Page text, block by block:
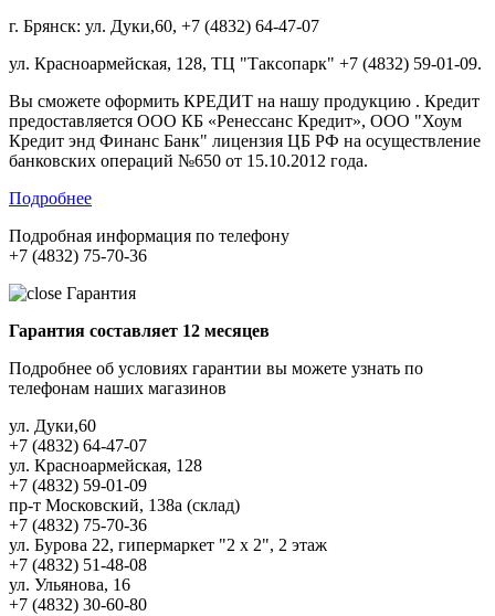
г. Брянск: ул. Дуки,60, +7 (4832) 64-47-07
ул. Красноармейская, 128, ТЦ "Таксопарк" +7 (4832) 59-01-09.
Вы сможете оформить КРЕДИТ на нашу продукцию . Кредит
предоставляется ООО КБ «Ренессанс Кредит», ООО "Хоум
Кредит энд Финанс Банк" лицензия ЦБ РФ на осуществление
банковских операций №650 от 15.10.2012 года.
Подробнее
Подробная информация по телефону
+7 (4832) 75-70-36
Гарантия
Гарантия составляет 12 месяцев
Подробнее об условиях гарантии вы можете узнать по
телефонам наших магазинов
ул. Дуки,60
+7 (4832) 64-47-07
ул. Красноармейская, 128
+7 (4832) 59-01-09
пр-т Московский, 138а (склад)
+7 (4832) 75-70-36
ул. Бурова 22, гипермаркет "2 х 2", 2 этаж
+7 (4832) 51-48-08
ул. Ульянова, 16
+7 (4832) 30-60-80